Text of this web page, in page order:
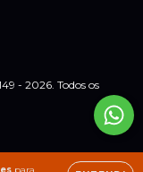
para
- 2026. Todos os